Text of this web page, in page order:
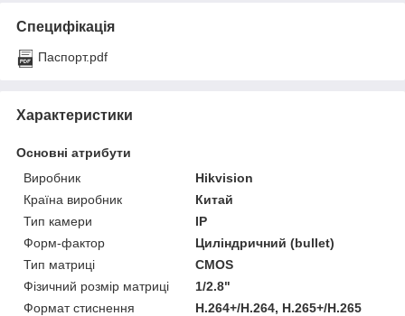
Специфікація
Паспорт.pdf
Характеристики
Основні атрибути
Виробник
Hikvision
Країна виробник
Китай
Тип камери
IP
Форм-фактор
Циліндричний (bullet)
Тип матриці
CMOS
Фізичний розмір матриці
1/2.8"
Формат стиснення
H.264+/H.264, H.265+/H.265